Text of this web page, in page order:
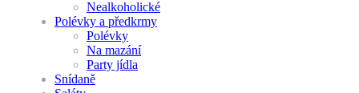
Nealkoholické
Polévky a předkrmy
Polévky
Na mazání
Party jídla
Snídaně